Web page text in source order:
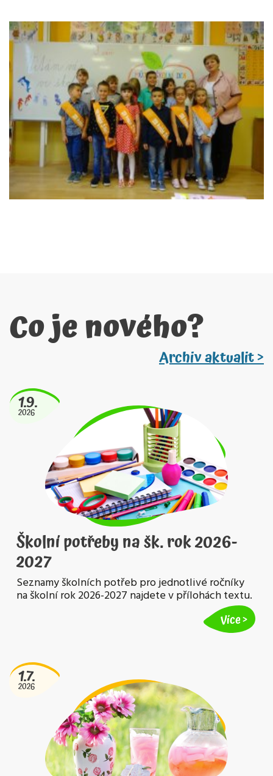
Co je nového?
Archiv aktualit >
1.9.
2026
Školní potřeby na šk. rok 2026-
2027
Seznamy školních potřeb pro jednotlivé ročníky
na školní rok 2026-2027 najdete v přílohách textu.
Více
1.7.
2026